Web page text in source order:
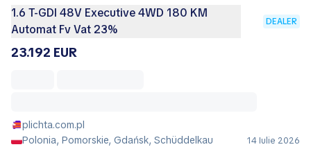
1.6 T-GDI 48V Executive 4WD 180 KM
Automat Fv Vat 23%
DEALER
23.192 EUR
plichta.com.pl
Polonia, Pomorskie, Gdańsk, Schüddelkau
14 Iulie 2026